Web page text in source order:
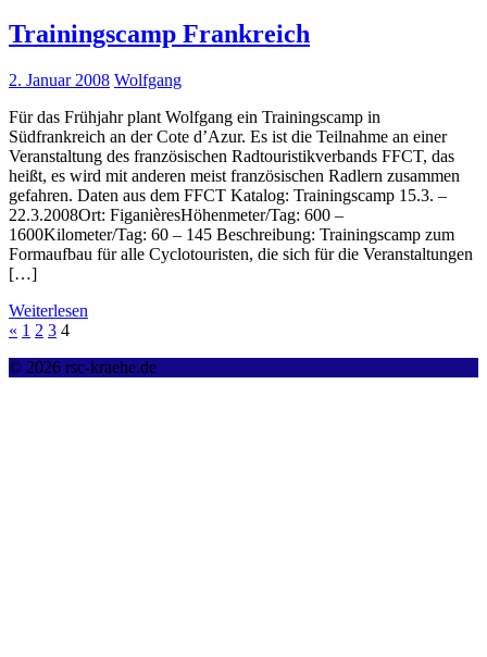
Trainingscamp Frankreich
2. Januar 2008 Wolfgang
Für das Frühjahr plant Wolfgang ein Trainingscamp in
Südfrankreich an der Cote d’Azur. Es ist die Teilnahme an einer
Veranstaltung des französischen Radtouristikverbands FFCT, das
heißt, es wird mit anderen meist französischen Radlern zusammen
gefahren. Daten aus dem FFCT Katalog: Trainingscamp 15.3. –
22.3.2008Ort: FiganièresHöhenmeter/Tag: 600 –
1600Kilometer/Tag: 60 – 145 Beschreibung: Trainingscamp zum
Formaufbau für alle Cyclotouristen, die sich für die Veranstaltungen
[…]
Weiterlesen
« 1 2 3 4
© 2026 rsc-kraehe.de